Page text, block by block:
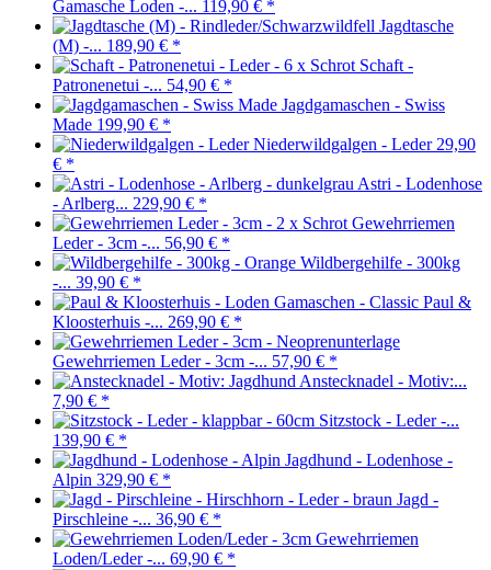
Gamasche Loden -... 119,90 € *
Jagdtasche
(M) -... 189,90 € *
Schaft -
Patronenetui -... 54,90 € *
Jagdgamaschen - Swiss
Made 199,90 € *
Niederwildgalgen - Leder29,90
€ *
Astri - Lodenhose
- Arlberg... 229,90 € *
Gewehrriemen
Leder - 3cm -... 56,90 € *
Wildbergehilfe - 300kg
-... 39,90 € *
Paul &
Kloosterhuis -... 269,90 € *
Gewehrriemen Leder - 3cm -... 57,90 € *
Anstecknadel - Motiv:...
7,90 € *
Sitzstock - Leder -...
139,90 € *
Jagdhund - Lodenhose -
Alpin 329,90 € *
Jagd -
Pirschleine -... 36,90 € *
Gewehrriemen
Loden/Leder -... 69,90 € *